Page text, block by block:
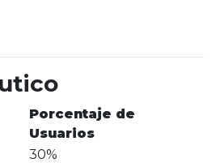
Porcentaje de
Usuarios
30%